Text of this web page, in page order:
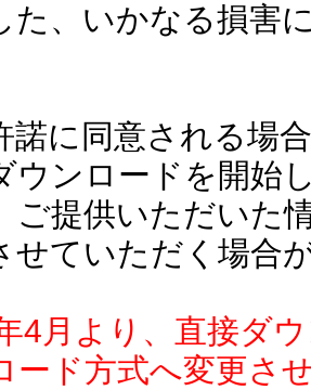
た、いかなる損害
諾に同意される場
ウンロードを開始
ご提供いただいた
せていただく場合
4月より、直接ダ
ード方式へ変更さ